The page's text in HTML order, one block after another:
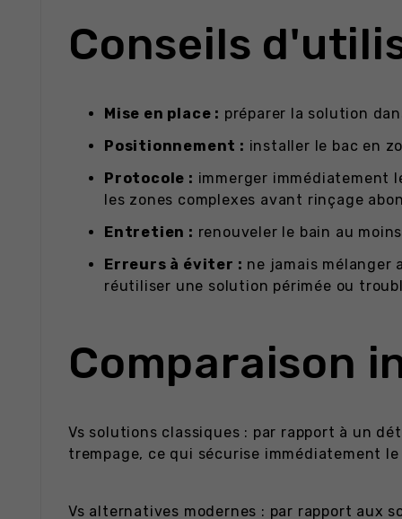
Conseils
Mise en place : préparer la solution
Positionnement : installer le bac en
Protocole : immerger immédiatement
les zones complexes avant rinçage
Entretien : renouveler le bain au
Erreurs à éviter : ne jamais mélanger
réutiliser une solution périmée ou
Comparaison
Vs solutions classiques : par rapport à un
trempage, ce qui sécurise immédiatement
Vs alternatives modernes : par rapport aux